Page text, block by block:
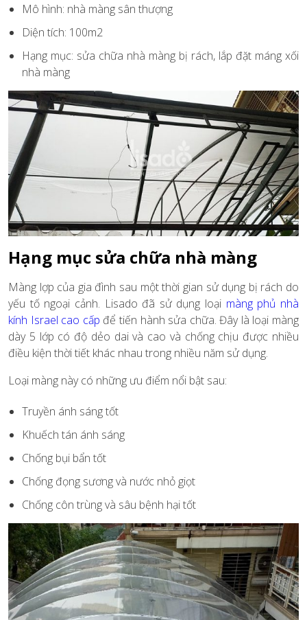
Mô hình: nhà màng sân thượng
Diện tích: 100m2
Hạng mục: sửa chữa nhà màng bị rách, lắp đặt máng xối
nhà màng
Hạng mục sửa chữa nhà màng
Màng lợp của gia đình sau một thời gian sử dụng bị rách do
yếu tố ngoại cảnh. Lisado đã sử dụng loại màng phủ nhà
kính Israel cao cấp để tiến hành sửa chữa. Đây là loại màng
dày 5 lớp có độ dẻo dai và cao và chống chịu được nhiều
điều kiện thời tiết khác nhau trong nhiều năm sử dụng.
Loại màng này có những ưu điểm nổi bật sau:
Truyền ánh sáng tốt
Khuếch tán ánh sáng
Chống bụi bẩn tốt
Chống đọng sương và nước nhỏ giọt
Chống côn trùng và sâu bệnh hại tốt